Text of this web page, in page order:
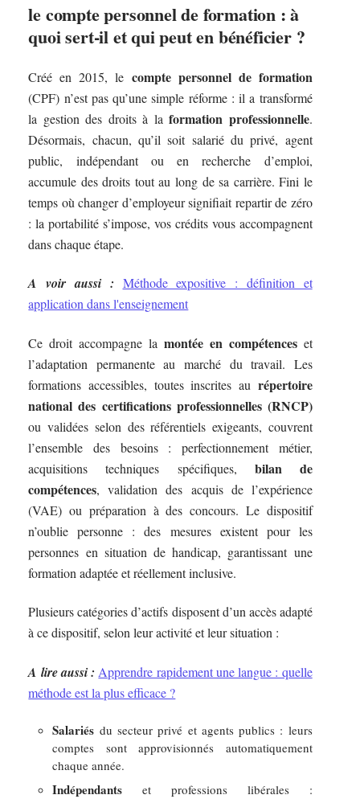
le compte personnel de formation : à
quoi sert-il et qui peut en bénéficier ?
Créé en 2015, le compte personnel de formation
(CPF) n’est pas qu’une simple réforme : il a transformé
la gestion des droits à laformation professionnelle.
Désormais, chacun, qu’il soit salarié du privé, agent
public, indépendant ou en recherche d’emploi,
accumule des droits tout au long de sa carrière. Fini le
temps où changer d’employeur signifiait repartir de zéro
: la portabilité s’impose, vos crédits vous accompagnent
dans chaque étape.
A voir aussi : Méthode expositive : définition et
application dans l'enseignement
Ce droit accompagne la montée en compétenceset
l’adaptation permanente au marché du travail. Les
formations accessibles, toutes inscrites au répertoire
national des certifications professionnelles (RNCP)
ou validées selon des référentiels exigeants, couvrent
l’ensemble des besoins : perfectionnement métier,
acquisitions techniques spécifiques, bilan de
compétences, validation des acquis de l’expérience
(VAE) ou préparation à des concours. Le dispositif
n’oublie personne : des mesures existent pour les
personnes en situation de handicap, garantissant une
formation adaptée et réellement inclusive.
Plusieurs catégories d’actifs disposent d’un accès adapté
à ce dispositif, selon leur activité et leur situation :
A lire aussi : Apprendre rapidement une langue : quelle
méthode est la plus efficace ?
Salariés du secteur privé et agents publics : leurs
comptes sont approvisionnés automatiquement
chaque année.
Indépendants et professions libérales :